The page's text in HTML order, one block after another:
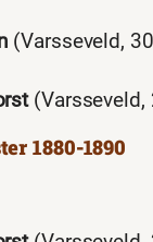
(Varsseveld,
(Varsseveld,
1880-1890